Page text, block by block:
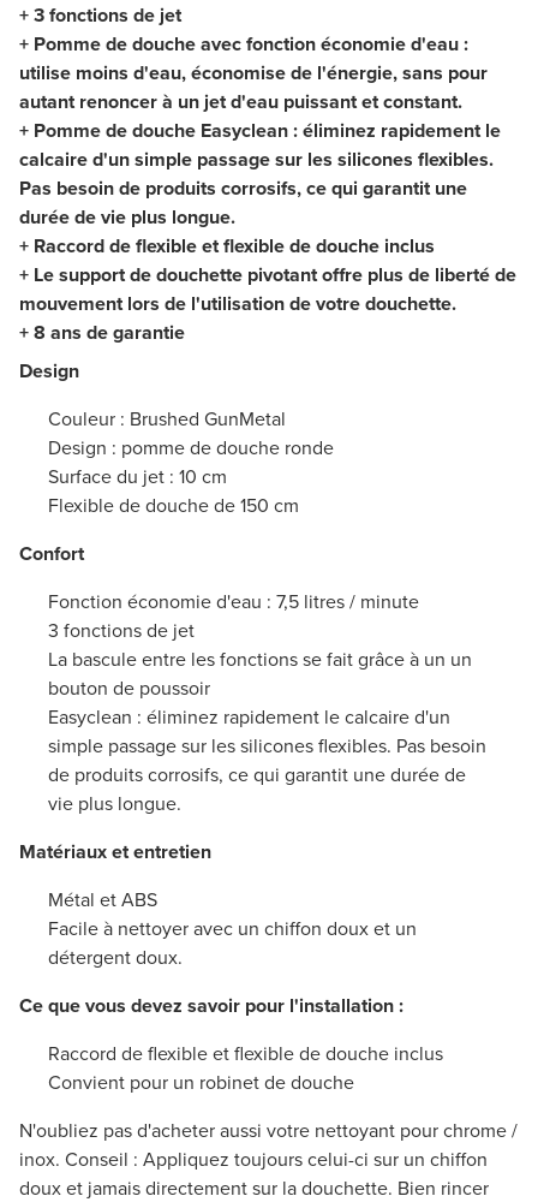
+ 3 fonctions de jet
+ Pomme de douche avec fonction économie d'eau :
utilise moins d'eau, économise de l'énergie, sans pour
autant renoncer à un jet d'eau puissant et constant.
+ Pomme de douche Easyclean : éliminez rapidement le
calcaire d'un simple passage sur les silicones flexibles.
Pas besoin de produits corrosifs, ce qui garantit une
durée de vie plus longue.
+ Raccord de flexible et flexible de douche inclus
+ Le support de douchette pivotant offre plus de liberté de
mouvement lors de l'utilisation de votre douchette.
+ 8 ans de garantie
Design
Couleur : Brushed GunMetal
Design : pomme de douche ronde
Surface du jet : 10 cm
Flexible de douche de 150 cm
Confort
Fonction économie d'eau : 7,5 litres / minute
3 fonctions de jet
La bascule entre les fonctions se fait grâce à un un
bouton de poussoir
Easyclean : éliminez rapidement le calcaire d'un
simple passage sur les silicones flexibles. Pas besoin
de produits corrosifs, ce qui garantit une durée de
vie plus longue.
Matériaux et entretien
Métal et ABS
Facile à nettoyer avec un chiffon doux et un
détergent doux.
Ce que vous devez savoir pour l'installation :
Raccord de flexible et flexible de douche inclus
Convient pour un robinet de douche
N'oubliez pas d'acheter aussi votre nettoyant pour chrome /
inox. Conseil : Appliquez toujours celui-ci sur un chiffon
doux et jamais directement sur la douchette. Bien rincer